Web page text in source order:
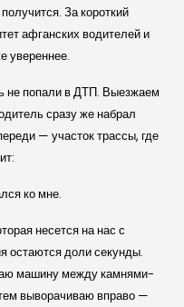
За короткий
афганских водителей и
увереннее.
не попали в ДТП. Выезжаем
сразу же набрал
— участок трассы, где
ко мне.
несется на нас с
остаются доли секунды.
машину между камнями-
выворачиваю вправо —